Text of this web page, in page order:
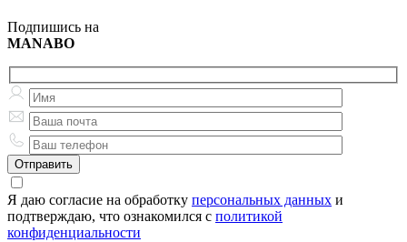
Подпишись на
MANABO
Я даю согласие на обработку персональных данных и
подтверждаю, что ознакомился с политикой
конфиденциальности